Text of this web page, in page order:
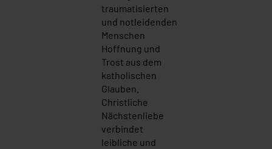
traumatisierten
und notleidenden
Menschen
Hoffnung und
Trost aus dem
katholischen
Glauben.
Christliche
Nächstenliebe
verbindet
leibliche und